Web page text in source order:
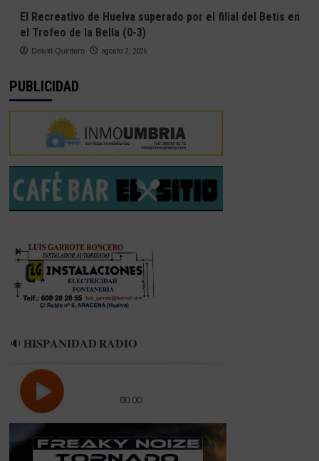
El Recreativo de Huelva superado por el filial del Betis en
el Trofeo de la Bella (0-3)
Deivid Quintero agosto 7, 2026
PUBLICIDAD
🔉 𝐇𝐈𝐒𝐏𝐀𝐍𝐈𝐃𝐀𝐃 𝐑𝐀𝐃𝐈𝐎